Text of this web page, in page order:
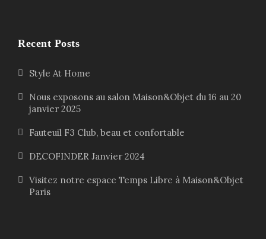
Recent Posts
Style At Home
Nous exposons au salon Maison&Objet du 16 au 20
janvier 2025
Fauteuil F3 Club, beau et confortable
DECOFINDER Janvier 2024
Visitez notre espace Temps Libre à Maison&Objet
Paris